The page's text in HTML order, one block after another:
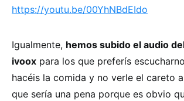
https://youtu.be/00YhNBdEIdo
Igualmente, hemos subido el audio
ivoox para los que preferís
hacéis la comida y no verle el careto
que sería una pena porque es obvio